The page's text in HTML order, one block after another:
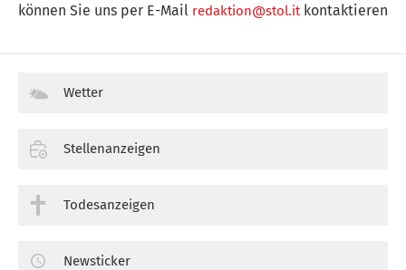
können Sie uns per E-Mail redaktion@stol.itkontaktieren
Wetter
Stellenanzeigen
Todesanzeigen
Newsticker